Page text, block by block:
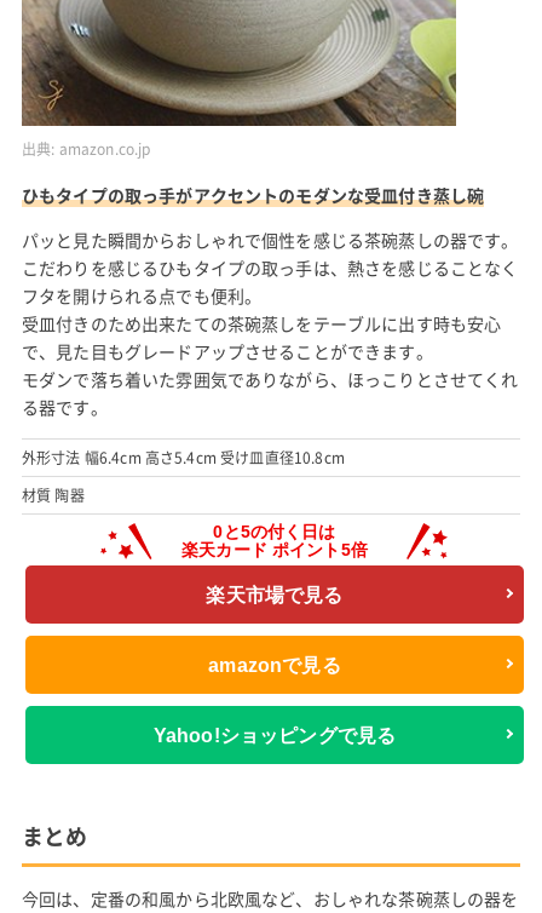
出典: amazon.co.jp
ひもタイプの取っ手がアクセントのモダンな受皿付き蒸し碗
パッと見た瞬間からおしゃれで個性を感じる茶碗蒸しの器です。
こだわりを感じるひもタイプの取っ手は、熱さを感じることなく
フタを開けられる点でも便利。
受皿付きのため出来たての茶碗蒸しをテーブルに出す時も安心
で、見た目もグレードアップさせることができます。
モダンで落ち着いた雰囲気でありながら、ほっこりとさせてくれ
る器です。
外形寸法 幅6.4cm 高さ5.4cm 受け皿直径10.8cm
材質 陶器
楽天市場で見る
amazonで見る
Yahoo!ショッピングで見る
まとめ
今回は、定番の和風から北欧風など、おしゃれな茶碗蒸しの器を